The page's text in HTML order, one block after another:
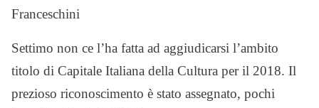
Franceschini
Settimo non ce l’ha fatta ad aggiudicarsi l’ambito
titolo di Capitale Italiana della Cultura per il 2018. Il
prezioso riconoscimento è stato assegnato, pochi